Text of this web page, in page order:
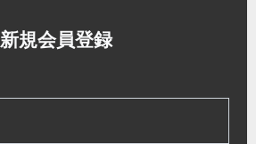
新規会員登録